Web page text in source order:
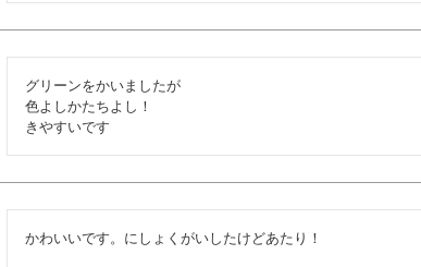
グリーンをかいましたが
色よしかたちよし！
きやすいです
かわいいです。にしょくがいしたけどあたり！